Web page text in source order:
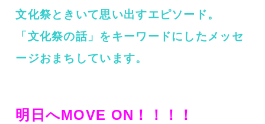
文化祭ときいて思い出すエピソード。
「文化祭の話」をキーワードにしたメッセ
ージおまちしています。
明日へMOVE ON！！！！